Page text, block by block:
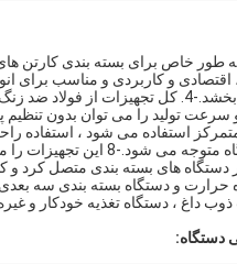
بدون توقف دستگاه
دستگاه های بسته بندی متصل کرد و
داغ ، دستگاه تغذیه خودکار و
دستگاه: